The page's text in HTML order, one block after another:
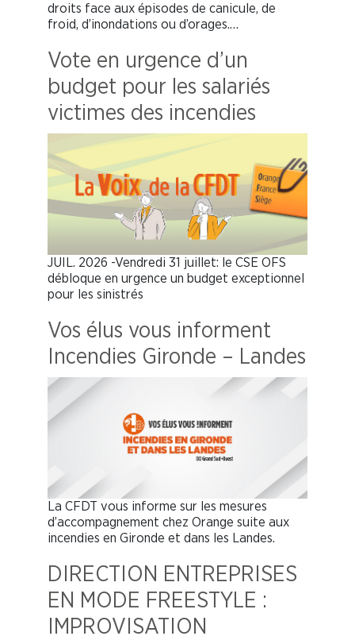
droits face aux épisodes de canicule, de
froid, d’inondations ou d’orages.…
Vote en urgence d’un
budget pour les salariés
victimes des incendies
JUIL. 2026 -Vendredi 31 juillet: le CSE OFS
débloque en urgence un budget exceptionnel
pour les sinistrés
Vos élus vous informent
Incendies Gironde – Landes
La CFDT vous informe sur les mesures
d’accompagnement chez Orange suite aux
incendies en Gironde et dans les Landes.
DIRECTION ENTREPRISES
EN MODE FREESTYLE :
IMPROVISATION